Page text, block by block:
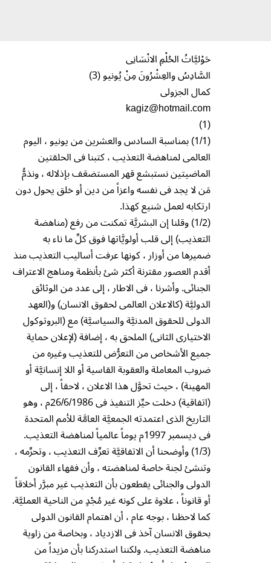
حَوْليَّاتُ الحُلْمِ الانْسَانِى
السَّادِسُ والعِشْرُونَ مِنْ يُونيو (3)
كمال الجزولى
kagiz@hotmail.com
(1)
(1/1) بمناسبة السادس والعشرين من يونيو ، اليوم
العالمى لمناهضة التعذيب ، كتبنا فى الحلقتين
الماضيتين نستبشع قهر المستضعَف بإذلاله ، ونذمُّ
مَن لا يجد فى نفسه واعزاً من دين أو خلق يحول دون
ارتكابه لعمل شنيع كهذا.
(1/2) وقلنا إن البشريَّة تمكنت من رفع (مناهضة
التعذيب) إلى قلب أولويَّاتها فوق كلِّ ما ناء به
ضميرها من أوزار ، كونها عرفت أساليب التعذيب منذ
أقدم العصور مقترنة أكثر شئ بأنظمة ومناهج الاعتراف
الجنائى. وأشرنا ، فى الاطار ، إلى عدد من الوثائق
الدوليَّة (كالاعلان العالمى لحقوق الانسان) و(العهد
الدولى للحقوق المدنيَّة والسياسيَّة) مع (البروتوكول
الاختيارى الثانى) الملحق به ، إضافة (لإعلان حماية
جميع الأشخاص من التعرُّض للتعذيب وغيره من
ضروب المعاملة والعقوبة القاسية أو اللا إنسانيَّة أو
المهينة) ، حيث تحوَّل هذا الاعلان ، لاحقاً ، إلى
(اتفاقية) دخلت حيِّز التنفيذ فى 26/6/1986م ، وهو
التاريخ الذى اعتمدته الجمعيَّة العامَّة للأمم المتحدة
فى ديسمبر 1997م يوماً عالمياً لمناهضة التعذيب.
(1/3) وأوضحنا أن الاتفاقيَّة تعرِّف التعذيب ، وتحرِّمه ،
وتنشئ لجنة خاصة لمناهضته ، وأن فقهاء القانون
الدولى والجنائى يقطعون بأن التعذيب غير مبرَّر أخلاقاً
أو قانوناً ، علاوة على كونه غير مُجْدٍ من الناحية العمليَّة.
كما لاحظنا ، بوجه عام ، أن اهتمام القانون الدولى
بحقوق الانسان آخذ فى الازدياد ، وبخاصة من زاوية
مناهضة التعذيب. ولكننا استدركنا بأن مزيداً من